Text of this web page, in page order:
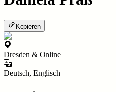
Kopieren
Dresden & Online
Deutsch, Englisch